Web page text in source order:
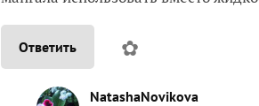
Ответить ✿
NatashaNovikova